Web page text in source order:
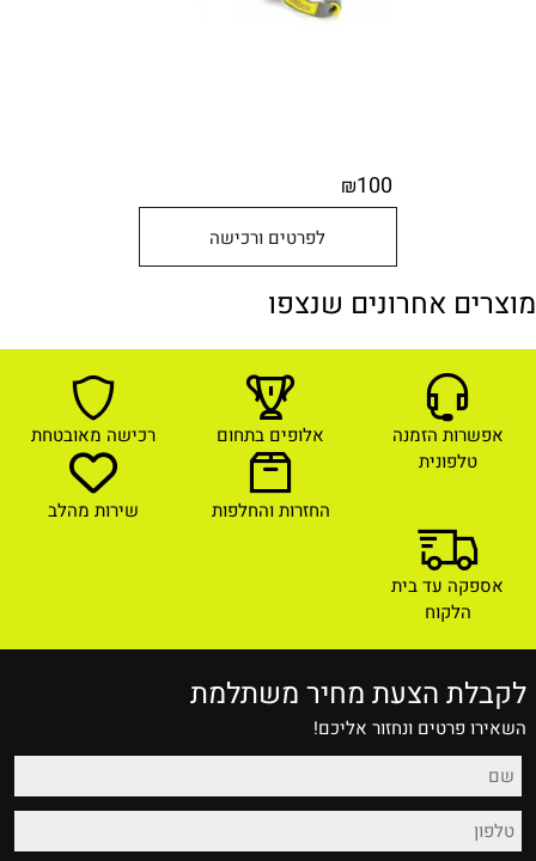
₪100
לפרטים ורכישה
מוצרים אחרונים שנצפו
אפשרות הזמנה
טלפונית
אלופים בתחום רכישה מאובטחת
החזרות והחלפות שירות מהלב
אספקה עד בית
הלקוח
לקבלת הצעת מחיר משתלמת
השאירו פרטים ונחזור אליכם!